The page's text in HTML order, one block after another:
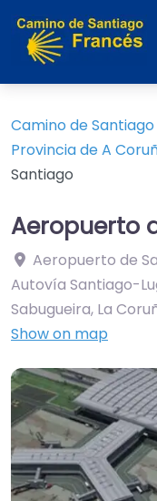
Camino de
Provincia de A
Santiago
Aeropuerto
Aeropuerto de
Autovía Santiago-
Sabugueira, La
Show on map